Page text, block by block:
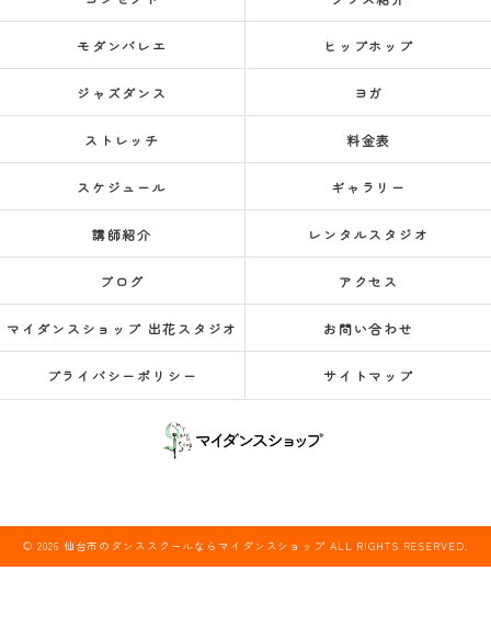
モダンバレエ ヒップホップ
ジャズダンス ヨガ
ストレッチ 料金表
スケジュール ギャラリー
講師紹介 レンタルスタジオ
ブログ アクセス
マイダンスショップ 出花スタジオ お問い合わせ
プライバシーポリシー サイトマップ
© 2026 仙台市のダンススクールならマイダンスショップ ALL RIGHTS RESERVED.